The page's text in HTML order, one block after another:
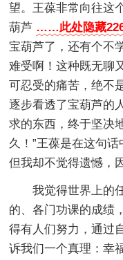
望。王葆非常向往这
葫芦 ……此处隐藏
宝葫芦了，还有个不
难受啊！这种既无聊
可忍受的痛苦，绝不
逐步看透了宝葫芦的
求的东西，终于坚决
久！”王葆是在这句
但我却不觉得遗憾，
我觉得世界上的
的、各门功课的成绩
得有人们努力，通过
诉我们一个真理：幸